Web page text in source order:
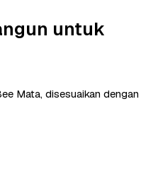
untuk
Mata, disesuaikan dengan